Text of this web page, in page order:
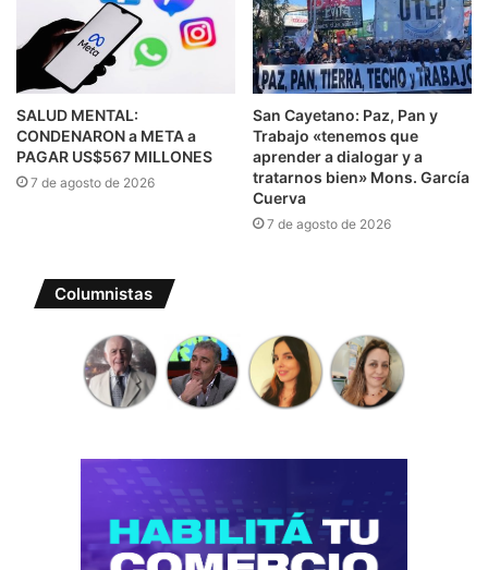
SALUD MENTAL:
CONDENARON a META a
PAGAR US$567 MILLONES
7 de agosto de 2026
San Cayetano: Paz, Pan y
Trabajo «tenemos que
aprender a dialogar y a
tratarnos bien» Mons. García
Cuerva
7 de agosto de 2026
Columnistas